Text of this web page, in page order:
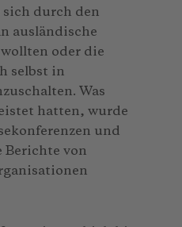
durch den
ausländische
oder die
selbst in
Was
hatten, wurde
und
Berichte von